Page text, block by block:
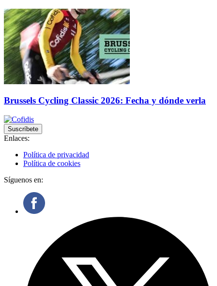
Brussels Cycling Classic 2026: Fecha y dónde verla
Suscríbete
Enlaces:
Política de privacidad
Política de cookies
Síguenos en: